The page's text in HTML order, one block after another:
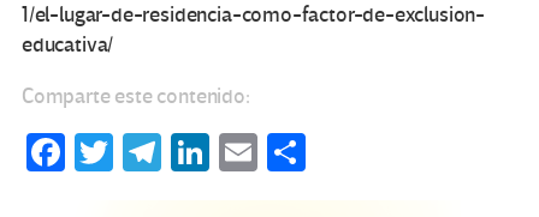
1/el-lugar-de-residencia-como-factor-de-exclusion-
educativa/
Comparte este contenido:
Fa T
Te Li
E